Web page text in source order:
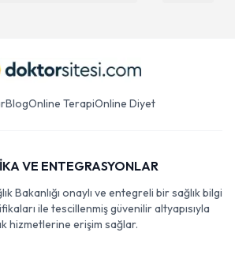
BlogOnline TerapiOnline Diyet
VE ENTEGRASYONLAR
Bakanlığı onaylı ve entegreli bir sağlık bilgi
ile tescillenmiş güvenilir altyapısıyla
hizmetlerine erişim sağlar.